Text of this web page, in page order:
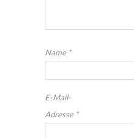
Name *
E-Mail-
Adresse *